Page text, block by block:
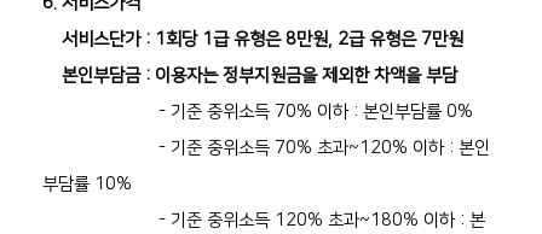
서비스단가 : 1회당 1급 유형은 8만원, 2급 유형은 7만원
본인부담금 : 이용자는 정부지원금을 제외한 차액을 부담
- 기준 중위소득 70% 이하 : 본인부담률 0%
- 기준 중위소득 70% 초과~120% 이하 : 본인
부담률 10%
- 기준 중위소득 120% 초과~180% 이하 : 본